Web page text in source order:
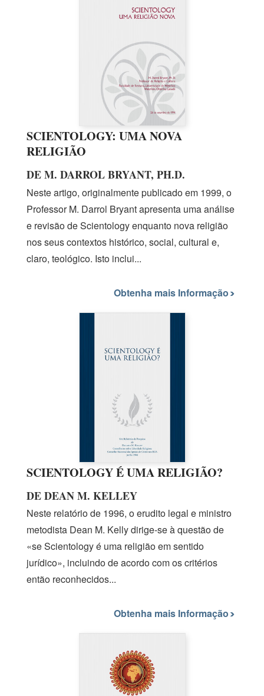
SCIENTOLOGY: UMA NOVA
RELIGIÃO
DE M. DARROL BRYANT, PH.D.
Neste artigo, originalmente publicadoem 1999, o
ProfessorM. Darrol Bryant apresenta uma análise
e revisão de Scientology enquanto nova religião
nos seus contextos histórico, social, cultural e,
claro, teológico. Isto inclui...
Obtenha mais Informação
SCIENTOLOGY É UMA RELIGIÃO?
DE DEAN M. KELLEY
Neste relatóriode 1996, o erudito legal e ministro
metodista Dean M. Kellydirige-seà questão de
«se Scientology é uma religião em sentido
jurídico», incluindo de acordo com os critérios
então reconhecidos...
Obtenha mais Informação